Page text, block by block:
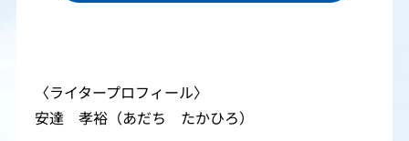
〈ライタープロフィール〉
安達 孝裕（あだち たかひろ）